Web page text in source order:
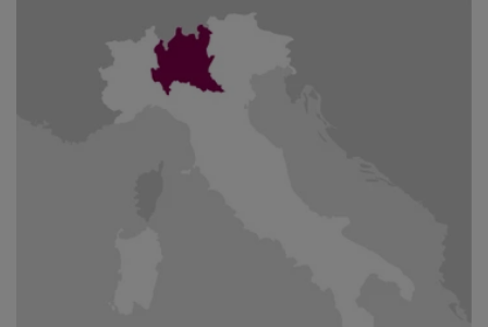
seine charakteristischen organoleptischen Eigenschaften
verleihen. Die Ursprünge des Franciacorta-Weines reichen bis in
die Römerzeit zurück, als die Region für die Herstellung von
Weinen bekannt war, die bereits von den alten Menschen
geschätzt wurden. Der